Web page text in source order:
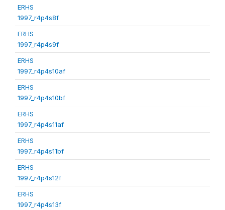
ERHS
1997_r4p4s8f
ERHS
1997_r4p4s9f
ERHS
1997_r4p4s10af
ERHS
1997_r4p4s10bf
ERHS
1997_r4p4s11af
ERHS
1997_r4p4s11bf
ERHS
1997_r4p4s12f
ERHS
1997_r4p4s13f